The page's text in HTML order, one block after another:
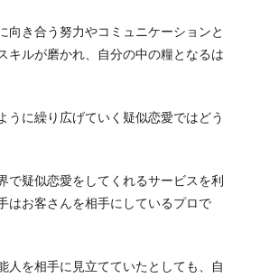
向き合う努力やコミュニケーションと
キルが磨かれ、自分の中の糧となるは
うに繰り広げていく疑似恋愛ではどう
で疑似恋愛をしてくれるサービスを利
はお客さんを相手にしているプロで
人を相手に見立てていたとしても、自